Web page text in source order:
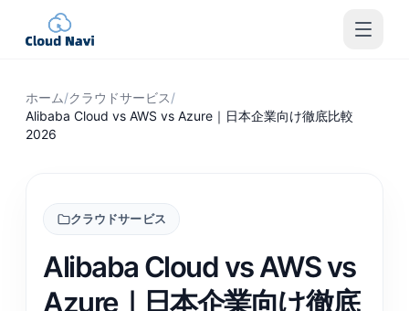
ホーム/クラウドサービス/
Alibaba Cloud vs AWS vs Azure｜日本企業向け徹底比較
2026
クラウドサービス
Alibaba Cloud vs AWS vs
Azure｜日本企業向け徹底